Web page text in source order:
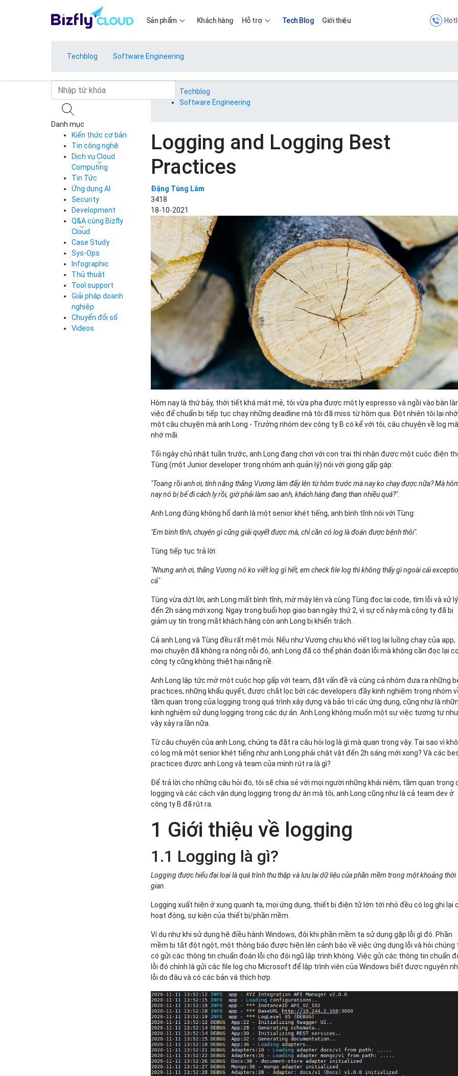
Sản phẩm
Bảng giá
Bảng giá
Bảng giá Bảng giá
Bảng giá Bảng giá
Bảng giá
Bảng giá
Khách hàng Hỗ trợ Tech Blog Giới thiệu
Techblog Software Engineering
Techblog
Software Engineering
Logging and Logging Best
Practices
Đặng Tùng Lâm
3418
18-10-2021
Hôm nay là thứ bảy, thời tiết khá mát mẻ, tôi vừa pha được một ly espresso và ngồi vào bàn
việc để chuẩn bị tiếp tục chạy những deadline mà tôi đã miss từ hôm qua. Đột nhiên tôi lại
một câu chuyện mà anh Long - Trưởng nhóm dev công ty B có kể với tôi, câu chuyện về log
nhớ mãi.
Tối ngày chủ nhật tuần trước, anh Long đang chơi với con trai thì nhận được một cuộc điện
Tùng (một Junior developer trong nhóm anh quản lý) nói với giọng gấp gáp:
"Toang rồi anh ơi, tính năng thằng Vương làm đẩy lên từ hôm trước mà nay ko chạy được nữa? Mà
nay nó bị bế đi cách ly rồi, giờ phải làm sao anh, khách hàng đang than nhiều quá?".
Anh Long đúng không hổ danh là một senior khét tiếng, anh bình tĩnh nói với Tùng:
"Em bình tĩnh, chuyện gì cũng giải quyết được mà, chỉ cần có log là đoán được bệnh thôi".
Tùng tiếp tục trả lời:
"Nhưng anh ơi, thằng Vương nó ko viết log gì hết, em check file log thì không thấy gì ngoài cái
cả"
Tùng vừa dứt lời, anh Long mất bình tĩnh, mở máy lên và cùng Tùng đọc lại code, tìm lỗi và xử lý
đến 2h sáng mới xong. Ngay trong buổi họp giao ban ngày thứ 2, vì sự cố này mà công ty đã bị
giảm uy tín trong mắt khách hàng còn anh Long bị khiển trách.
Cả anh Long và Tùng đều rất mệt mỏi. Nếu như Vương chịu khó viết log lại luồng chạy của app,
mọi chuyện đã không ra nông nỗi đó, anh Long đã có thể phán đoán lỗi mà không cần đọc lại
công ty cũng không thiệt hại nặng nề.
Anh Long lập tức mở một cuộc họp gấp với team, đặt vấn đề và cùng cả nhóm đưa ra những
practices, những khẩu quyết, được chắt lọc bởi các developers đầy kinh nghiệm trong nhóm
tầm quan trọng của logging trong quá trình xây dựng và bảo trì các ứng dụng, cũng như là
kinh nghiệm sử dụng logging trong các dự án. Anh Long không muốn một sự việc tương tự
vậy xảy ra lần nữa.
Từ câu chuyện của anh Long, chúng ta đặt ra câu hỏi log là gì mà quan trọng vậy. Tại sao vì
có log mà một senior khét tiếng như anh Long phải chật vật đến 2h sáng mới xong? Và các
practices được anh Long và team của mình rút ra là gì?
Để trả lời cho những câu hỏi đó, tôi sẽ chia sẻ với mọi người những khái niệm, tầm quan trọng
logging và các cách vận dụng logging trong dự án mà tôi, anh Long cũng như là cả team dev ở
công ty B đã rút ra.
1 Giới thiệu về logging
1.1 Logging là gì?
Logging được hiểu đại loại là quá trình thu thập và lưu lại dữ liệu của phần mềm trong một khoảng thời
gian.
Logging xuất hiện ở xung quanh ta, mọi ứng dụng, thiết bị điện tử lớn tới nhỏ đều có log ghi lại
hoạt động, sự kiện của thiết bị/phần mềm.
Ví dụ như khi sử dụng hệ điều hành Windows, đôi khi phần mềm ta sử dụng gặp lỗi gì đó. Phần
mềm bị tắt đột ngột, một thông báo được hiện lên cảnh báo về việc ứng dụng lỗi và hỏi chúng
có gửi các thông tin chuẩn đoán lỗi cho đội ngũ lập trình không. Việc gửi các thông tin chuẩn
lỗi đó chính là gửi các file log cho Microsoft để lập trình viên của Windows biết được nguyên
lỗi do đâu và có các bản vá thích hợp.
Danh mục
Kiến thức cơ bản
Tin công nghệ
Dịch vụ Cloud
Computing
Cloud Server
CDN
Load Balancer
Auto Scaling
Container Registry
Kubernetes
Cloud Database
Call Center
Business Email
Simple Storage
VPN
Traffic Manager
Cloud VPS
Kafka
Videos
Tin Tức
Ứng dụng AI
Security
Development
Q&A cùng Bizfly
Cloud
Q&A về Bizfly
Cloud Server
Thao tác kết nối
tới server
Videos
Q&A về Bizfly
Business Email
Videos
Case Study
Sys-Ops
Infographic
Thủ thuật
Tool support
Giải pháp doanh
nghiệp
Chuyển đổi số
Videos